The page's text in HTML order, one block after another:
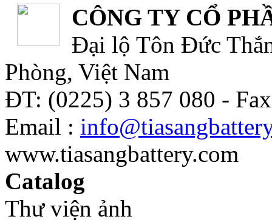
CÔNG TY CỔ
Đại lộ Tôn Đức
Phòng, Việt Nam
ĐT: (0225) 3 857 080 -
Email :
www.tiasangbattery.com
Catalog
Thư viện ảnh